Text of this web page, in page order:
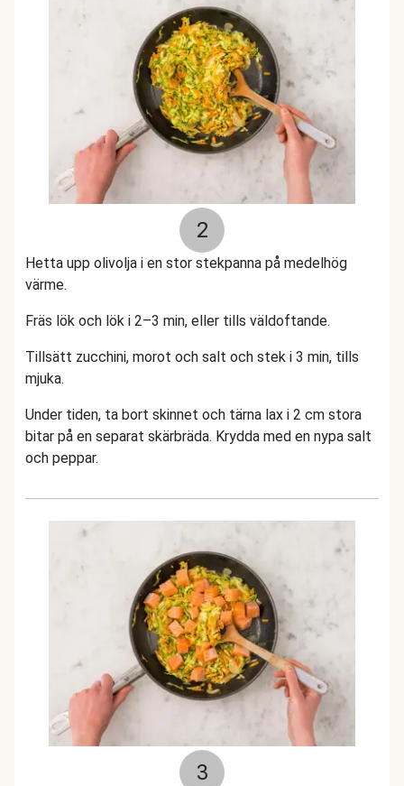
2
Hetta upp olivolja i en stor stekpanna på medelhög
värme.
Fräs lök och lök i 2–3 min, eller tills väldoftande.
Tillsätt zucchini, morot och salt och stek i 3 min, tills
mjuka.
Under tiden, ta bort skinnet och tärna lax i 2 cm stora
bitar på en separat skärbräda. Krydda med en nypa salt
och peppar.
3